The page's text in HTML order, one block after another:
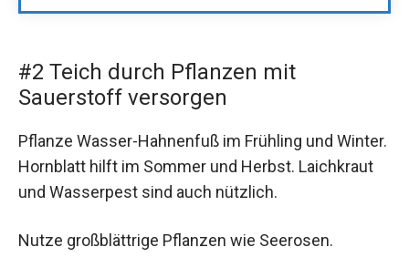
#2 Teich durch Pflanzen mit
Sauerstoff versorgen
Pflanze Wasser-Hahnenfuß im Frühling und Winter.
Hornblatt hilft im Sommer und Herbst. Laichkraut
und Wasserpest sind auch nützlich.
Nutze großblättrige Pflanzen wie Seerosen.